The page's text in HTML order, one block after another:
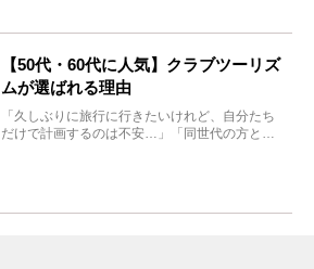
【50代・60代に人気】クラブツーリズ
ムが選ばれる理由
「久しぶりに旅行に行きたいけれど、自分たち
だけで計画するのは不安…」「同世代の方と気